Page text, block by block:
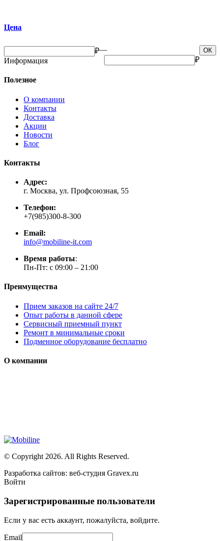
Цена
₽— ОК
₽
Информация
Полезное
О компании
Контакты
Доставка
Акции
Новости
Блог
Контакты
Адрес:
г. Москва, ул. Профсоюзная, 55
Телефон:
+7(985)300-8-300
Email:
info@mobiline-it.com
Время работы:
Пн-Пт: с 09:00 – 21:00
Преимущества
Прием заказов на сайте 24/7
Опыт работы в данной сфере
Сервисный приемный пункт
Ремонт в минимальные сроки
Подменное оборудование бесплатно
О компании
© Copyright 2026. All Rights Reserved.
Разработка сайтов: веб-студия Gravex.ru
Войти
Зарегистрированные пользователи
Если у вас есть аккаунт, пожалуйста, войдите.
Email